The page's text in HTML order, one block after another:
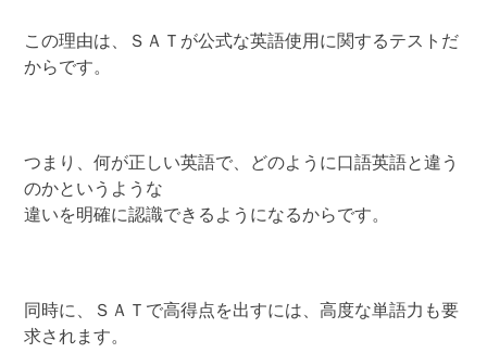
この理由は、ＳＡＴが公式な英語使用に関するテストだ
からです。
つまり、何が正しい英語で、どのように口語英語と違う
のかというような
違いを明確に認識できるようになるからです。
同時に、ＳＡＴで高得点を出すには、高度な単語力も要
求されます。